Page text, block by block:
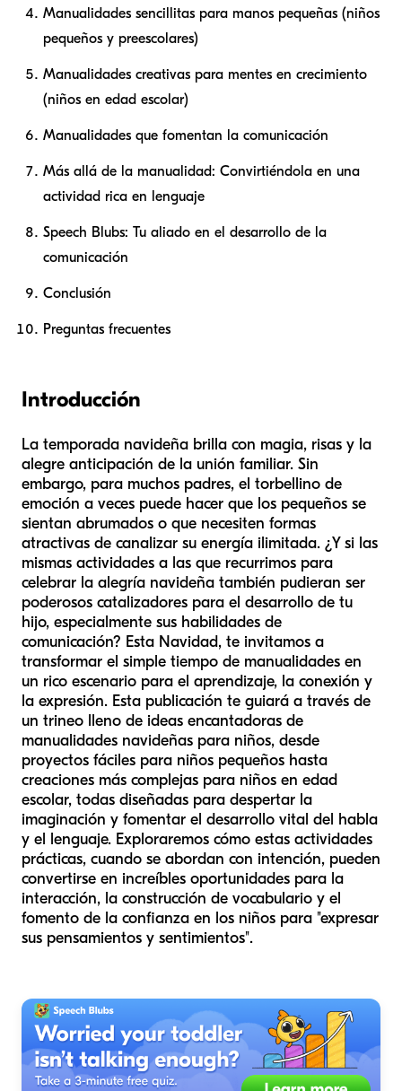
Manualidades sencillitas para manos pequeñas (niños
pequeños y preescolares)
Manualidades creativas para mentes en crecimiento
(niños en edad escolar)
Manualidades que fomentan la comunicación
Más allá de la manualidad: Convirtiéndola en una
actividad rica en lenguaje
Speech Blubs: Tu aliado en el desarrollo de la
comunicación
Conclusión
Preguntas frecuentes
Introducción
La temporada navideña brilla con magia, risas y la
alegre anticipación de la unión familiar. Sin
embargo, para muchos padres, el torbellino de
emoción a veces puede hacer que los pequeños se
sientan abrumados o que necesiten formas
atractivas de canalizar su energía ilimitada. ¿Y si las
mismas actividades a las que recurrimos para
celebrar la alegría navideña también pudieran ser
poderosos catalizadores para el desarrollo de tu
hijo, especialmente sus habilidades de
comunicación? Esta Navidad, te invitamos a
transformar el simple tiempo de manualidades en
un rico escenario para el aprendizaje, la conexión y
la expresión. Esta publicación te guiará a través de
un trineo lleno de ideas encantadoras de
manualidades navideñas para niños, desde
proyectos fáciles para niños pequeños hasta
creaciones más complejas para niños en edad
escolar, todas diseñadas para despertar la
imaginación y fomentar el desarrollo vital del habla
y el lenguaje. Exploraremos cómo estas actividades
prácticas, cuando se abordan con intención, pueden
convertirse en increíbles oportunidades para la
interacción, la construcción de vocabulario y el
fomento de la confianza en los niños para "expresar
sus pensamientos y sentimientos".